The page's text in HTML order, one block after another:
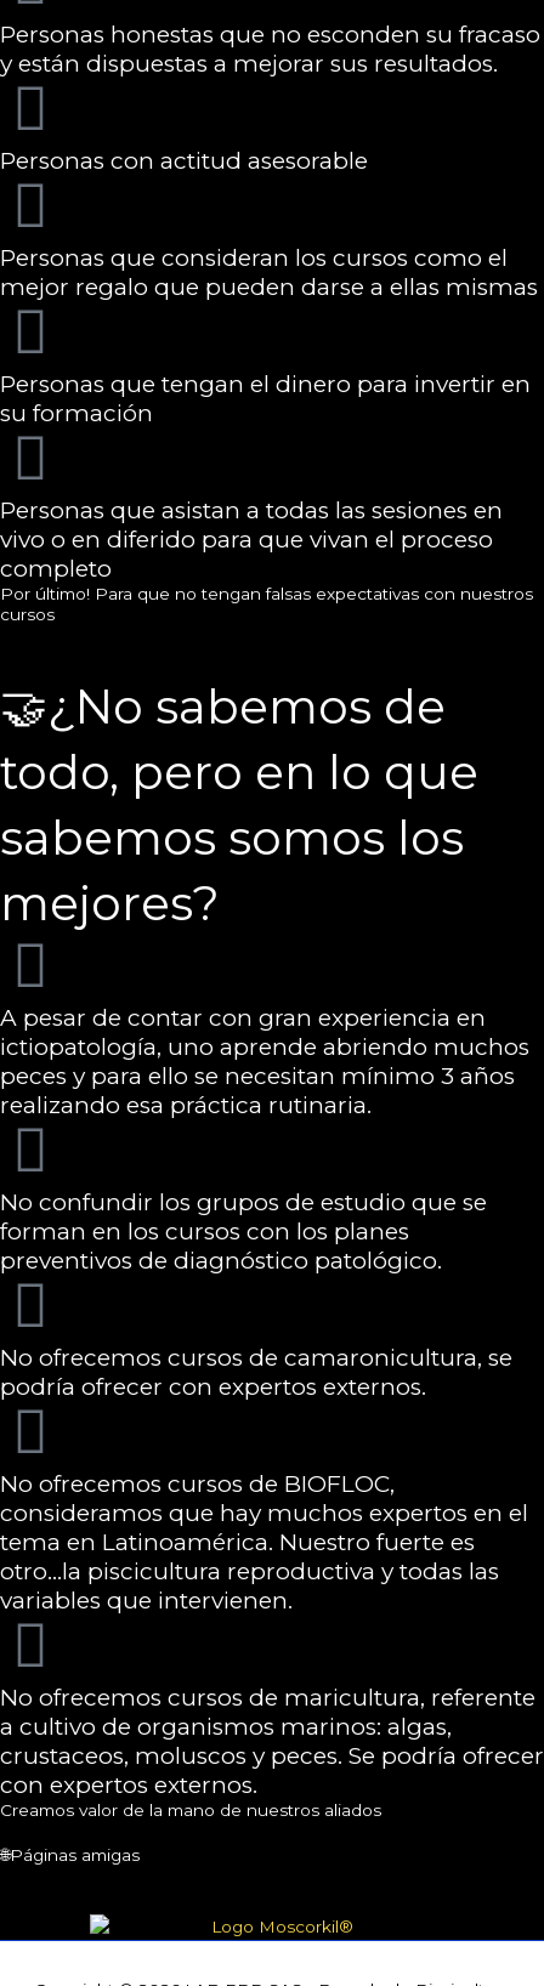
Personas honestas que no esconden su fracaso
y están dispuestas a mejorar sus resultados.
Personas con actitud asesorable
Personas que consideran los cursos como el
mejor regalo que pueden darse a ellas mismas
Personas que tengan el dinero para invertir en
su formación
Personas que asistan a todas las sesiones en
vivo o en diferido para que vivan el proceso
completo
Por último! Para que no tengan falsas expectativas con nuestros
cursos
🤝¿No sabemos de
todo, pero en lo que
sabemos somos los
mejores?
A pesar de contar con gran experiencia en
ictiopatología, uno aprende abriendo muchos
peces y para ello se necesitan mínimo 3 años
realizando esa práctica rutinaria.
No confundir los grupos de estudio que se
forman en los cursos con los planes
preventivos de diagnóstico patológico.
No ofrecemos cursos de camaronicultura, se
podría ofrecer con expertos externos.
No ofrecemos cursos de BIOFLOC,
consideramos que hay muchos expertos en el
tema en Latinoamérica. Nuestro fuerte es
otro...la piscicultura reproductiva y todas las
variables que intervienen.
No ofrecemos cursos de maricultura, referente
a cultivo de organismos marinos: algas,
crustaceos, moluscos y peces. Se podría ofrecer
con expertos externos.
Creamos valor de la mano de nuestros aliados
🌐Páginas amigas